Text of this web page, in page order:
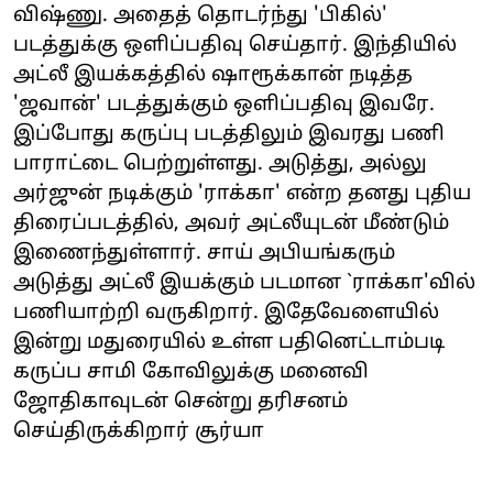
விஷ்ணு. அதைத் தொடர்ந்து 'பிகில்'
படத்துக்கு ஒளிப்பதிவு செய்தார். இந்தியில்
அட்லீ இயக்கத்தில் ஷாரூக்கான் நடித்த
'ஜவான்' படத்துக்கும் ஒளிப்பதிவு இவரே.
இப்போது கருப்பு படத்திலும் இவரது பணி
பாராட்டை பெற்றுள்ளது. அடுத்து, அல்லு
அர்ஜுன் நடிக்கும் 'ராக்கா' என்ற தனது புதிய
திரைப்படத்தில், அவர் அட்லீயுடன் மீண்டும்
இணைந்துள்ளார். சாய் அபியங்கரும்
அடுத்து அட்லீ இயக்கும் படமான `ராக்கா'வில்
பணியாற்றி வருகிறார். இதேவேளையில்
இன்று மதுரையில் உள்ள பதினெட்டாம்படி
கருப்ப சாமி கோவிலுக்கு மனைவி
ஜோதிகாவுடன் சென்று தரிசனம்
செய்திருக்கிறார் சூர்யா